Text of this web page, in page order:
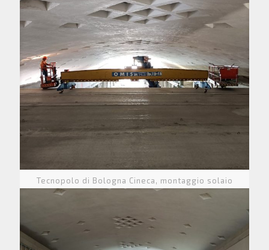
Tecnopolo di Bologna Cineca, montaggio solaio